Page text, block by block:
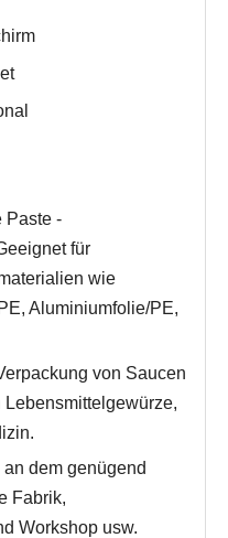
Paste -
für
wie
Aluminiumfolie/PE,
von Saucen
.
dem genügend
Fabrik,
Workshop usw.